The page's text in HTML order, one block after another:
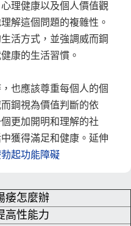
理健康以及個人價值觀
解這個問題的複雜性。
活方式，並強調威而鋼
康的生活習慣。
也應該尊重每個人的個
鋼視為價值判斷的依
更加開明和理解的社
獲得滿足和健康。 延伸
起功能障礙
痿怎麼辦
高性能力